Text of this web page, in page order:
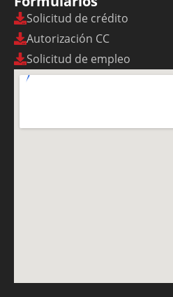
Solicitud de crédito
Autorización CC
Solicitud de empleo